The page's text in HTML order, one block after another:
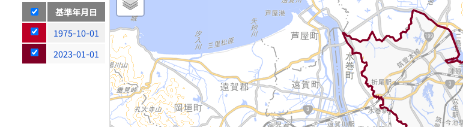
基準年月日
1975-10-01
2023-01-01